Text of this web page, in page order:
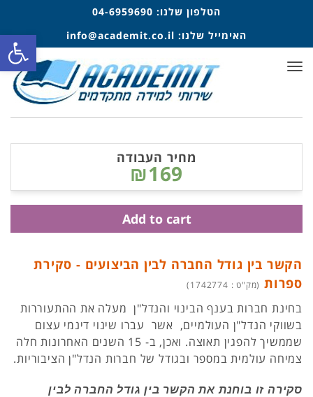
הטלפון שלנו: 04-6959690
האימייל שלנו: info@academit.co.il
תפריט
הקשר בין גודל החברה לבין הביצועים - סקירת
ספרות (מק"ט : 1742774)
בחינת חברות בענף הבינוי והנדל"ן מעלה את ההתעוררות
בשווקי הנדל"ן העולמיים, אשר עברו שינוי דינמי עצום
שממשיך להפגין תאוצה. ואכן, ב- 15 השנים האחרונות חלה
צמיחה עולמית במספר ובגודל של חברות הנדל"ן הציבוריות.
סקירה זו בוחנת את הקשר בין גודל החברה לבין
מחיר העבודה
₪169
Add to cart
פתח